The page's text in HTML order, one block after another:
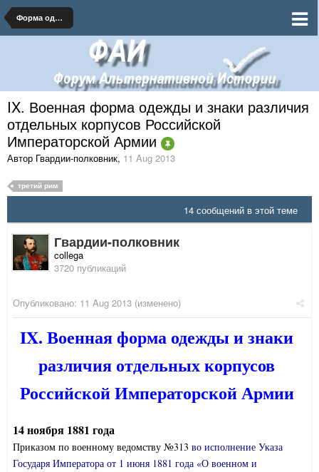
Форма одежды и знаки различия Российской Империи
IX. Военная форма одежды и знаки различия
отдельных корпусов Российской
Императорской Армии
Автор Гвардии-полковник, 11 Aug 2013
третий рим
14 сообщений в этой теме
Гвардии-полковник
collega
3720 публикаций
Опубликовано: 11 Aug 2013 (изменено)
IX. Военная форма одежды и знаки
различия отдельных корпусов
Российской Императорской Армии
14 ноября 1881 года
Приказом по военному ведомству №313 во исполнение Указа
Государя Императора от 1 июня 1881 года «О военном и